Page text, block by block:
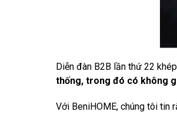
Diễn đàn B2B lần thứ 22
thống, trong đó có không
Với BeniHOME, chúng tôi tin